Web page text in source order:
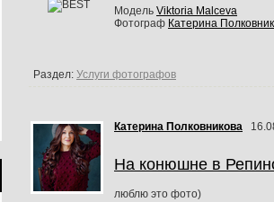
Модель Viktoria Malceva
Фотограф Катерина
Раздел: Услуги фотографов
Катерина Полковникова
На конюшне в
люблю это фото)